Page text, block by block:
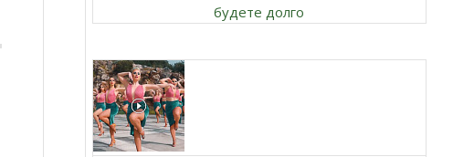
будете долго